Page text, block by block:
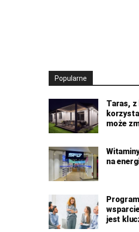
Popularne
Taras, z
może
na
jest